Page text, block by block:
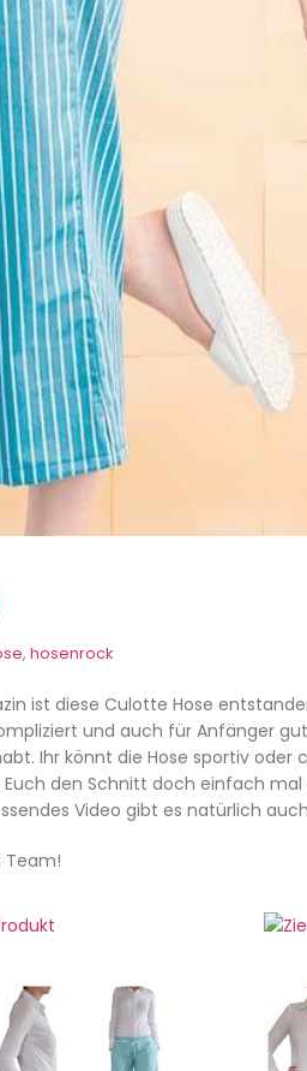
,hosenrock
ist diese Culotte Hose
und auch für Anfänger
Ihr könnt die Hose sportiv oder
den Schnitt doch einfach mal
Video gibt es natürlich
Team!